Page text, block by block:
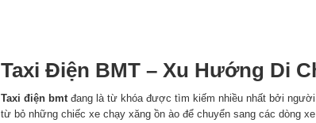
Taxi Điện BMT – Xu Hướng Di
Taxi điện bmtđang là từ khóa được tìm kiếm nhiều nhất bởi
từ bỏ những chiếc xe chạy xăng ồn ào để chuyển sang các dòng